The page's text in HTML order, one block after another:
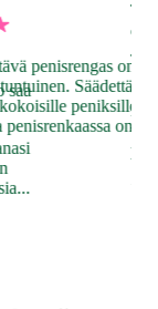
saa
penisrengas on
peniksille.
penisrenkaassa on
Ja